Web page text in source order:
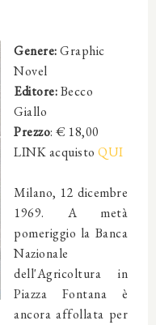
Genere:Graphic
Novel
Editore:Becco
Giallo
Prezzo: € 18,00
LINK acquisto QUI
Milano, 12 dicembre
1969. A metà
pomeriggio la Banca
Nazionale
dell'Agricoltura in
Piazza Fontana è
ancora affollata per